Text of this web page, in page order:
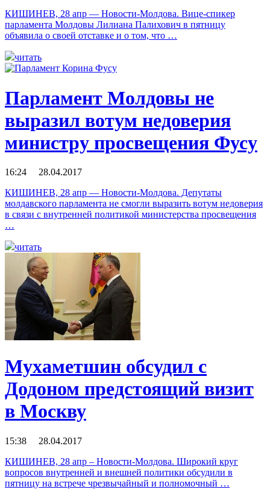
КИШИНЕВ, 28 апр — Новости-Молдова. Вице-спикер
парламента Молдовы Лилиана Палихович в пятницу
объявила о своей отставке и о том, что …
читать
Парламент Молдовы не
выразил вотум недоверия
министру просвещения Фусу
16:24 28.04.2017
КИШИНЕВ, 28 апр — Новости-Молдова. Депутаты
молдавского парламента не смогли выразить вотум недоверия
в связи с внутренней политикой министерства просвещения
…
читать
Мухаметшин обсудил с
Додоном предстоящий визит
в Москву
15:38 28.04.2017
КИШИНЕВ, 28 апр – Новости-Молдова. Широкий круг
вопросов внутренней и внешней политики обсудили в
пятницу на встрече чрезвычайный и полномочный …